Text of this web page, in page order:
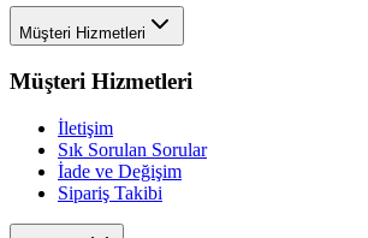
Müşteri Hizmetleri
Müşteri Hizmetleri
İletişim
Sık Sorulan Sorular
İade ve Değişim
Sipariş Takibi